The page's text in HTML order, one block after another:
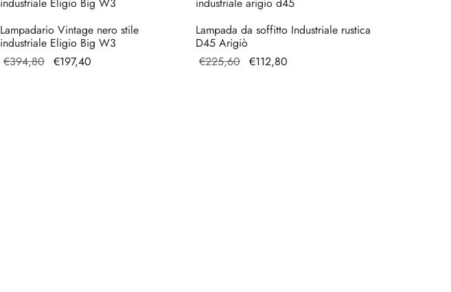
Lampadario Vintage nero stile
industriale Eligio Big W3
€394,80 Il prezzo
€197,40
Lampada da soffitto Industriale rustica
D45 Arigiò
€225,60 Il prezzo
€112,80